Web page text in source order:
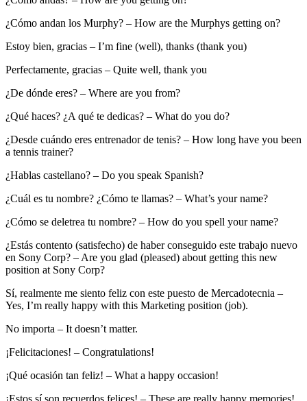
¿Cómo andan los Murphy? – How are the Murphys getting on?
Estoy bien, gracias – I’m fine (well), thanks (thank you)
Perfectamente, gracias – Quite well, thank you
¿De dónde eres? – Where are you from?
¿Qué haces? ¿A qué te dedicas? – What do you do?
¿Desde cuándo eres entrenador de tenis? – How long have you been
a tennis trainer?
¿Hablas castellano? – Do you speak Spanish?
¿Cuál es tu nombre? ¿Cómo te llamas? – What’s your name?
¿Cómo se deletrea tu nombre? – How do you spell your name?
¿Estás contento (satisfecho) de haber conseguido este trabajo nuevo
en Sony Corp? – Are you glad (pleased) about getting this new
position at Sony Corp?
Sí, realmente me siento feliz con este puesto de Mercadotecnia –
Yes, I’m really happy with this Marketing position (job).
No importa – It doesn’t matter.
¡Felicitaciones! – Congratulations!
¡Qué ocasión tan feliz! – What a happy occasion!
¡Estos sí son recuerdos felices! – These are really happy memories!